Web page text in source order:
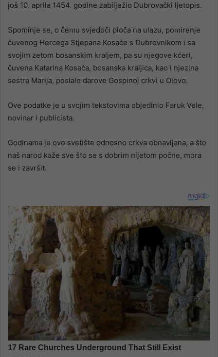
još 10. aprila 1454. godine zabilježio Dubrovački ljetopis.
Spominje se, o čemu svjedoči ploča na ulazu, pomirenje
čuvenog Hercega Stjepana Kosače s Dubrovnikom i sa
svojim zetom bosanskim kraljem, pa su njegove kćeri,
čuvena Katarina Kosača, bosanska kraljica, kao i njezina
sestra Marija, poslale darove Gospinoj crkvi u Olovo.
Ove podatke je u svojim tekstovima objedinio Faruk Vele,
novinar i publicista.
Godinama je ovo svetište odnosno crkva obnavljana, a što
naš narod kaže sve što se s dobrim nijetom počne, mora
se i završit.